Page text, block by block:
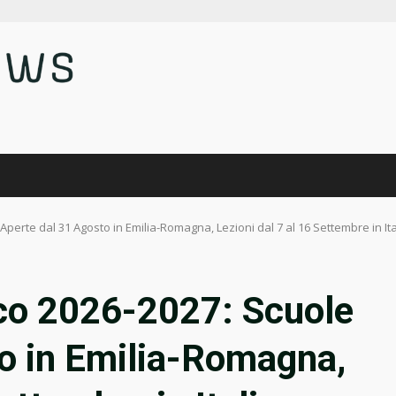
dal 31 Agosto in Emilia-Romagna, Lezioni dal 7 al 16 Settembre in
2026-2027: Scuole
in Emilia-Romagna,